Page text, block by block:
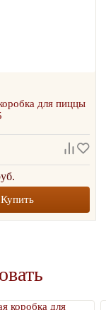
для пиццы
Купить